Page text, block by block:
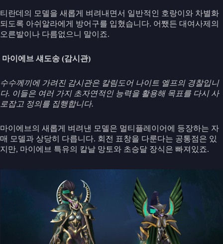
티란데의 모델을 새롭게 벼려내면서 일반적인 호랑이와 차별화
되도록 아쉬알라에게 방어구를 입혔습니다. 어쨌든 대여사제의
오른발이나 다름없으니 말이죠.
마이에브 섀도송 (감시관)
수수께끼에 가려진 감시관은 칼림도어 나이트 엘프의 경찰입니
다. 이들은 여러 가지 초자연적인 능력을 활용해 목표를 다시 사
로잡고 정의를 집행합니다.
마이에브의 새롭게 벼려낸 모델은 멀티플레이어에 등장하는 자
매 모델과 상당히 다릅니다. 회전 표창을 다룬다는 공통점은 있
지만, 마이에브 특유의 칼날 망토와 초승달 장식은 빠져있죠.